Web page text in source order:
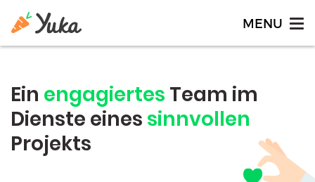
Ein engagiertes Team im
Dienste eines sinnvollen
Projekts